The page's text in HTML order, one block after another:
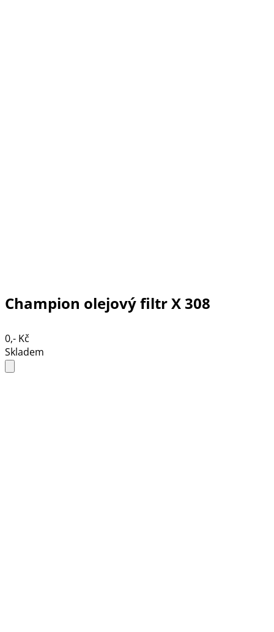
Champion olejový filtr X 308
0,- Kč
Skladem